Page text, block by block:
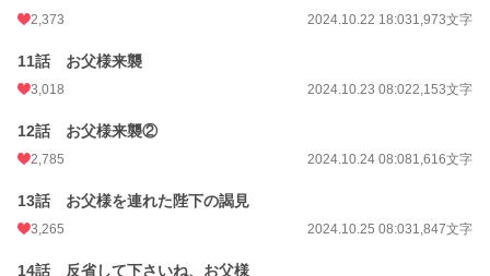
24h.ポイント
文字数 126,181
更新日時
初回公開日時 2024.10.19 08:06
2,373 2024.10.22 18:031,973文字
11話 お父様来襲
3,018 2024.10.23 08:022,153文字
12話 お父様来襲②
2,785 2024.10.24 08:081,616文字
13話 お父様を連れた陛下の謁見
3,265 2024.10.25 08:031,847文字
14話 反省して下さいね、お父様